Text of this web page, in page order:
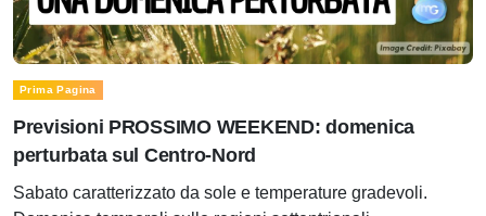
Prima Pagina
Previsioni PROSSIMO WEEKEND: domenica
perturbata sul Centro-Nord
Sabato caratterizzato da sole e temperature gradevoli.